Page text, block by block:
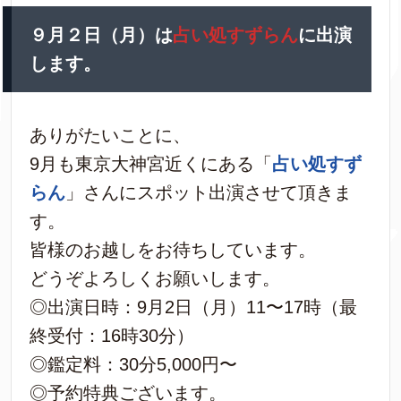
９月２日（月）は占い処すずらんに出演
します。
ありがたいことに、
9月も東京大神宮近くにある「 占い処すず
らん 」さんにスポット出演させて頂きま
す。
皆様のお越しをお待ちしています。
どうぞよろしくお願いします。
◎出演日時：9月2日（月）11〜17時（最
終受付：16時30分）
◎鑑定料：30分5,000円〜
◎予約特典ございます。